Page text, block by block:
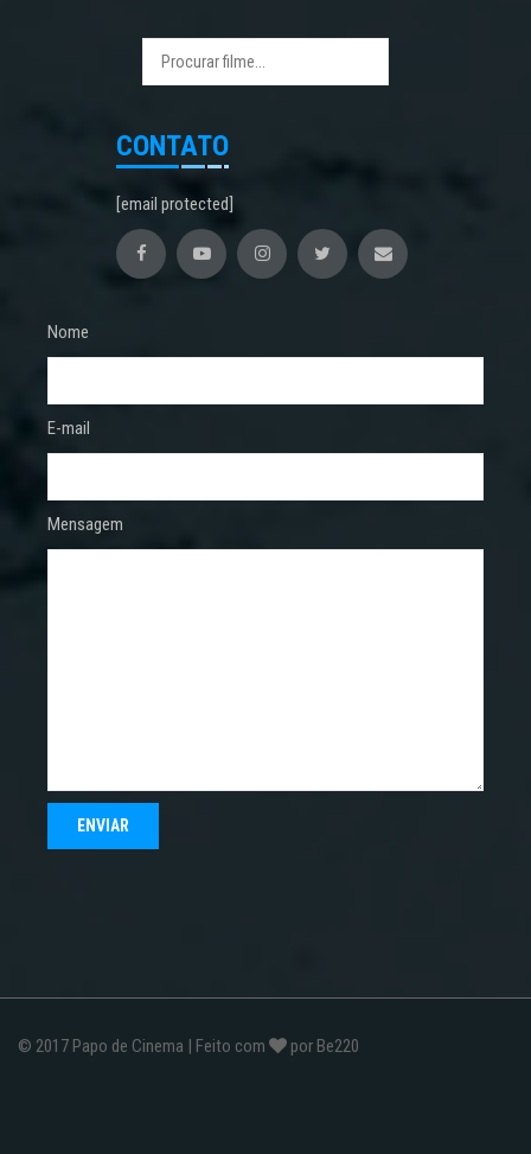
CONTATO
[email protected]
Nome
E-mail
Mensagem
© 2017 Papo de Cinema | Feito com por Be220